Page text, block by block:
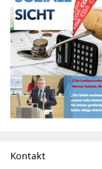
Kontakt